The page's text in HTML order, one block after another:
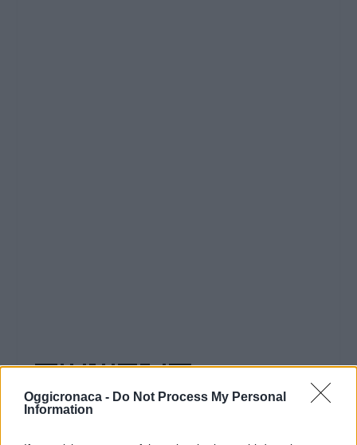
Oggicronaca - Do Not Process My Personal
Information